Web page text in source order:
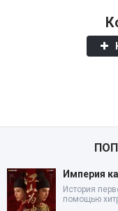
Империя
История
помощью